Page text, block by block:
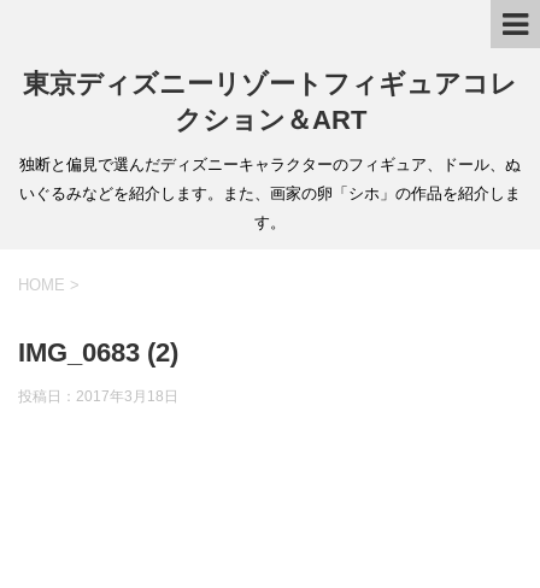
東京ディズニーリゾートフィギュアコレ
クション＆ART
独断と偏見で選んだディズニーキャラクターのフィギュア、ドール、ぬ
いぐるみなどを紹介します。また、画家の卵「シホ」の作品を紹介しま
す。
HOME >
IMG_0683 (2)
投稿日： 2017年3月18日